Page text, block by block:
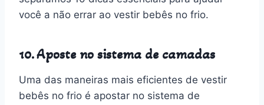
você a não errar ao vestir bebês no frio.
10. Aposte no sistema de camadas
Uma das maneiras mais eficientes de vestir
bebês no frio é apostar no sistema de